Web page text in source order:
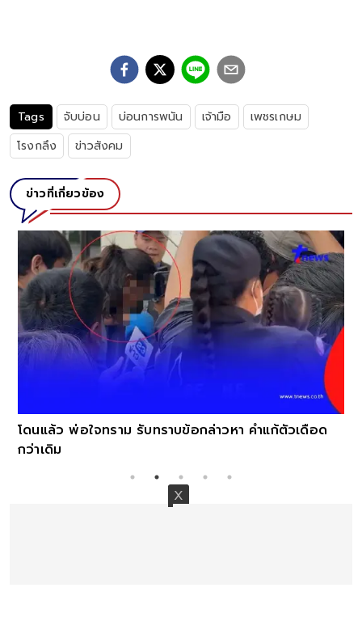
Tags จับบ่อน บ่อนการพนัน เจ้ามือ
เพชรเกษม
โรงกลึง
ข่าวสังคม
ข่าวที่เกี่ยวข้อง
โดนแล้ว พ่อใจทราม รับทราบข้อกล่าวหา คำแก้ตัวเดือด
กว่าเดิม